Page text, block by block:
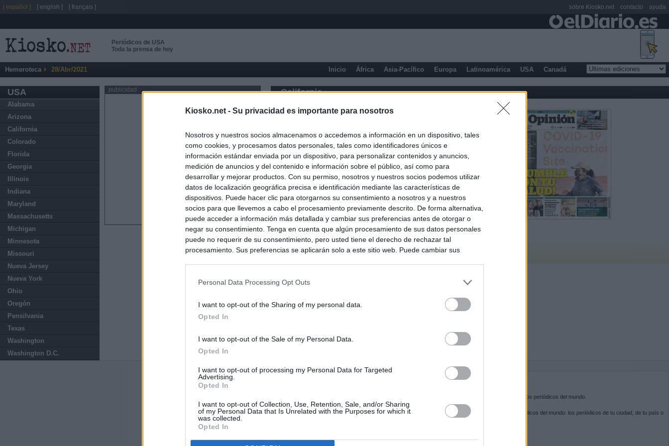
Kiosko.net - Su privacidad es importante para nosotros
Nosotros y nuestros socios almacenamos o accedemos a información en un dispositivo, tales
como cookies, y procesamos datos personales, tales como identificadores únicos e
información estándar enviada por un dispositivo, para personalizar contenidos y anuncios,
medición de anuncios y del contenido e información sobre el público, así como para
desarrollar y mejorar productos. Con su permiso, nosotros y nuestros socios podemos utilizar
datos de localización geográfica precisa e identificación mediante las características de
dispositivos. Puede hacer clic para otorgarnos su consentimiento a nosotros y a nuestros
socios para que llevemos a cabo el procesamiento previamente descrito. De forma alternativa,
puede acceder a información más detallada y cambiar sus preferencias antes de otorgar o
negar su consentimiento. Tenga en cuenta que algún procesamiento de sus datos personales
puede no requerir de su consentimiento, pero usted tiene el derecho de rechazar tal
procesamiento. Sus preferencias se aplicarán solo a este sitio web. Puede cambiar sus
Personal Data Processing Opt Outs
I want to opt-out of the Sharing of my personal data.
Opted In
I want to opt-out of the Sale of my Personal Data.
Opted In
I want to opt-out of processing my Personal Data for Targeted
Advertising.
Opted In
I want to opt-out of Collection, Use, Retention, Sale, and/or Sharing
of my Personal Data that Is Unrelated with the Purposes for which it
was collected.
Opted In
Periódicos de USA
Toda la prensa de hoy
Hemeroteca 28/Abr/2021 Inicio África Asia-Pacífico Europa Latinoamérica USA Canadá
USA
Alabama
Arizona
California
Colorado
Florida
Georgia
Illinois
Indiana
Maryland
Massachusetts
Michigan
Minnesota
Missouri
Nueva Jersey
Nueva York
Ohio
Oregón
Pensilvania
Texas
Washington
Washington D.C.
publicidad California
Últimas noticias
euros en su consultora
Las incógnitas sin responder del ático que compró el Gobierno de Ayuso en
Chamberí
SOBRE KIOSKO.NET
es la puerta de entrada a los periódicos del mundo.
Navega por las portadas de los periódicos del mundo: los periódicos de tu ciudad, de tu país o
del otro extremo del mundo.
[ español ] [ english ] [ français ] sobre Kiosko.net contacto ayuda